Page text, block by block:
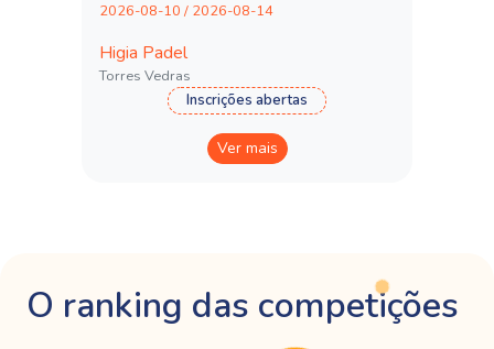
2026-08-10 / 2026-08-14
Higia Padel
Torres Vedras
Inscrições abertas
Ver mais
O ranking das competições